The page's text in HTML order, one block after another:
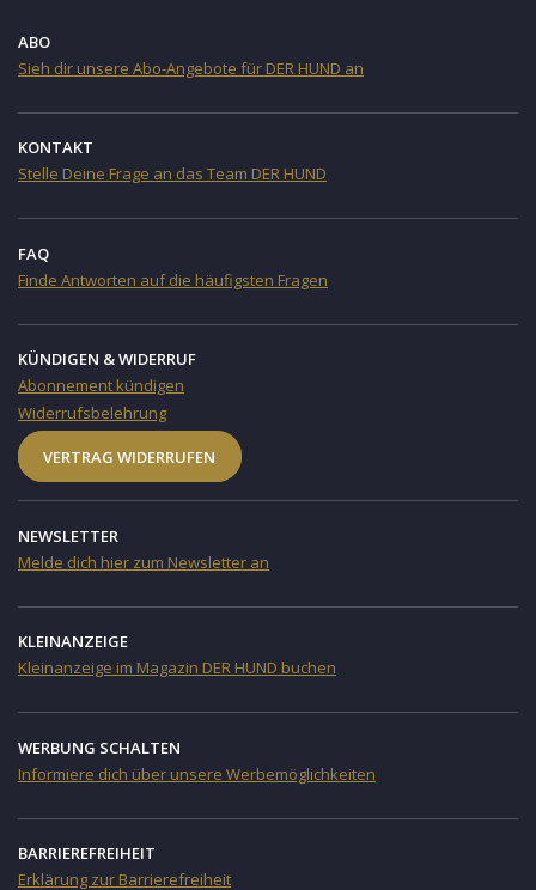
ABO
Sieh dir unsere Abo-Angebote für DER HUND an
KONTAKT
Stelle Deine Frage an das Team DER HUND
FAQ
Finde Antworten auf die häufigsten Fragen
KÜNDIGEN & WIDERRUF
Abonnement kündigen
Widerrufsbelehrung
VERTRAG WIDERRUFEN
NEWSLETTER
Melde dich hier zum Newsletter an
KLEINANZEIGE
Kleinanzeige im Magazin DER HUND buchen
WERBUNG SCHALTEN
Informiere dich über unsere Werbemöglichkeiten
BARRIEREFREIHEIT
Erklärung zur Barrierefreiheit